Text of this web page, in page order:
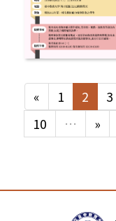
« 1 2 3
10
… »